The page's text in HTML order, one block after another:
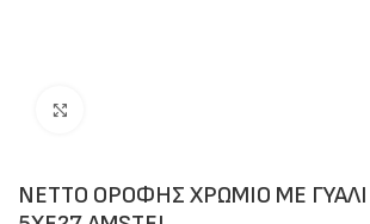
NETTO ΟΡΟΦΗΣ ΧΡΩΜΙΟ ΜΕ